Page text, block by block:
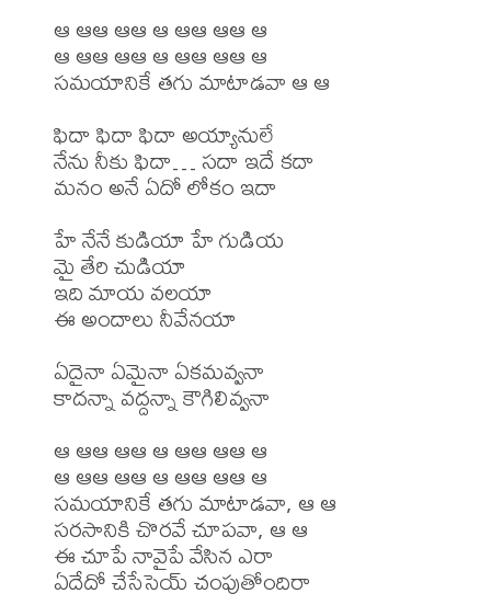
ఆ ఆఆ ఆఆ ఆ ఆఆ ఆఆ ఆ
ఆ ఆఆ ఆఆ ఆ ఆఆ ఆఆ ఆ
సమయానికే తగు మాటాడవా ఆ ఆ
ఫిదా ఫిదా ఫిదా అయ్యానులే
నేను నీకు ఫిదా… సదా ఇదే కదా
మనం అనే ఏదో లోకం ఇదా
హే నేనే కుడియా హే గుడియ
మై తేరి చుడియా
ఇది మాయ వలయా
ఈ అందాలు నీవేనయా
ఏదైనా ఏమైనా ఏకమవ్వనా
కాదన్నా వద్దన్నా కౌగిలివ్వనా
ఆ ఆఆ ఆఆ ఆ ఆఆ ఆఆ ఆ
ఆ ఆఆ ఆఆ ఆ ఆఆ ఆఆ ఆ
సమయానికే తగు మాటాడవా, ఆ ఆ
సరసానికి చొరవే చూపవా, ఆ ఆ
ఈ చూపే నావైపే వేసిన ఎరా
ఏదేదో చేసేసెయ్ చంపుతోందిరా